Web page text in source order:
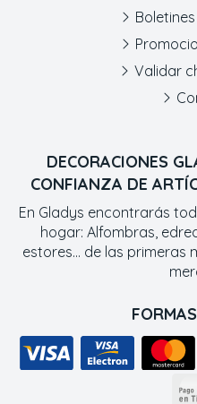
DECORACIONES
CONFIANZA DE
En Gladys encontrarás
hogar: Alfombras,
estores... de las primeras
Validar